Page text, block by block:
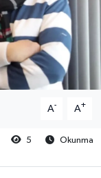
A- A+
5
Okunma